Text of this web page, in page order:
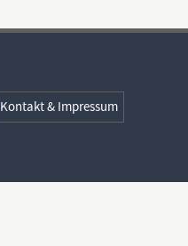
Kontakt & Impressum